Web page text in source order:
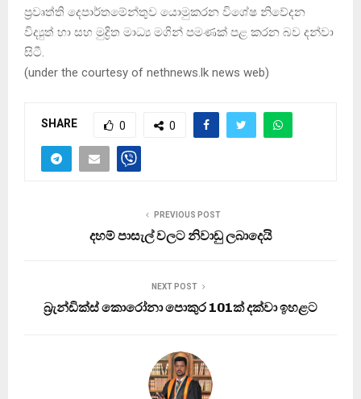
ප්‍රවෘත්ති දෙපාර්තමේන්තුව යොමුකරන විශේෂ නිවේදන
විද්‍යුත් හා සහ මුද්‍රිත මාධ්‍ය මගින් පමණක් පළ කරන බව දන්වා
සිටී.
(under the courtesy of nethnews.lk news web)
SHARE 0 0
PREVIOUS POST
දහම් පාසැල් වලට නිවාඩු ලබාදෙයි
NEXT POST
බ්‍රැන්ඩික්ස් කොරෝනා පොකුර 101ක් දක්වා ඉහළට